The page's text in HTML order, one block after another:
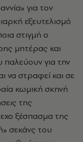
για τον
εξευτελισμό
στιγμή ο
μητέρας και
για την
να στραφεί και σε
κωμική σκηνή
της
ξέσπασμα της
σεκάνς του